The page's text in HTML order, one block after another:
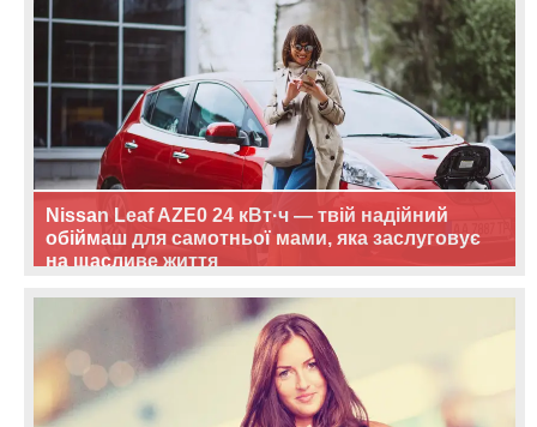
Nissan Leaf AZE0 24 кВт·ч — твій надійний
обіймаш для самотньої мами, яка заслуговує
на щасливе життя